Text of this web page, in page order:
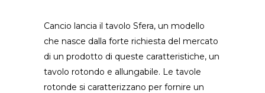
Cancio lancia il tavolo Sfera, un modello
che nasce dalla forte richiesta del mercato
di un prodotto di queste caratteristiche, un
tavolo rotondo e allungabile. Le tavole
rotonde si caratterizzano per fornire un